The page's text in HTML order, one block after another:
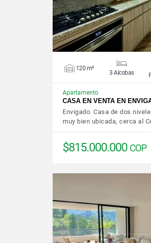
120 m²
3 Alcobas
Apartamento
CASA EN VENTA EN
Envigado. Casa de dos
muy bien ubicada, cerca al
$815.000.000 COP